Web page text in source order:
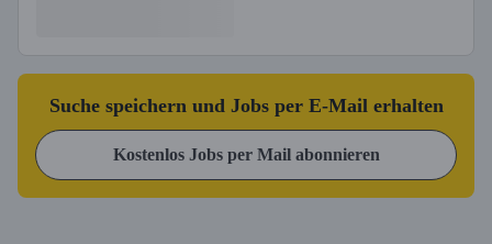
Suche speichern und Jobs per E-Mail erhalten
Kostenlos Jobs per Mail abonnieren